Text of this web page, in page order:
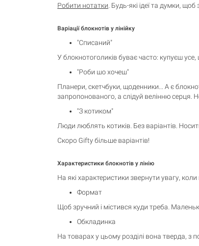
Робити нотатки . Будь-які ідеї та думки,
Варіації блокнотів у лінійку
"Списаний"
У блокнотоголиків буває часто: купуєш
"Роби шо хочеш"
Планери, скетчбуки, щоденники... А є
запропонованого, а слідуй велінню серця.
"З котиком"
Люди люблять котиків. Без варіантів.
Скоро Gifty більше варіантів!
Характеристики блокнотів у лінію
На які характеристики звернути увагу, коли
Формат
Щоб зручний і містився куди треба.
Обкладинка
На товарах у цьому розділі вона тверда, з